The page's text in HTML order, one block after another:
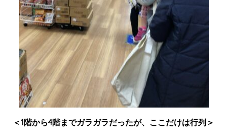
＜1階から4階までガラガラだったが、ここだけは行列＞